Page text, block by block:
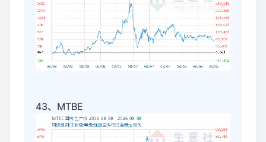
43、MTBE